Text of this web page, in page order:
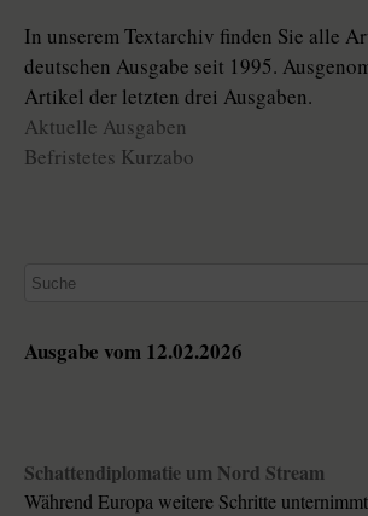
In unserem Textarchiv finden Sie alle
deutschen Ausgabe seit 1995.
Artikel der letzten drei Ausgaben.
Aktuelle Ausgaben
Befristetes Kurzabo
Ausgabe vom 12.02.2026
Schattendiplomatie um Nord Stream
Während Europa weitere Schritte